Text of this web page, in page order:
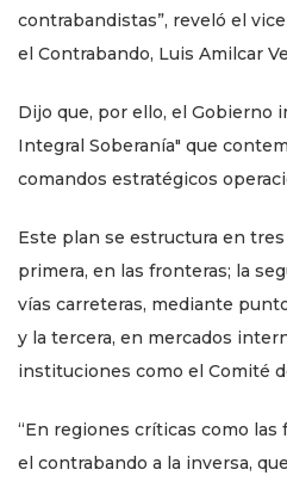
contrabandistas”, reveló el
el Contrabando, Luis Amilcar
Dijo que, por ello, el Gobierno
Integral Soberanía" que
comandos estratégicos
Este plan se estructura en
primera, en las fronteras; la
vías carreteras, mediante
y la tercera, en mercados
instituciones como el Comité
“En regiones críticas como las
el contrabando a la inversa,